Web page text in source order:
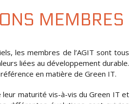
MEMBRES
les membres de l’AGIT sont tous
liées au développement durable.
en matière de Green IT.​
leur maturité vis-à-vis du Green IT et